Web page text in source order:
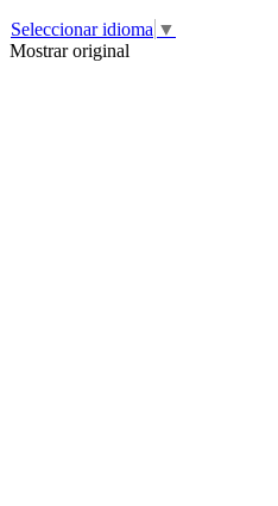
Seleccionar idioma ▼
Mostrar original